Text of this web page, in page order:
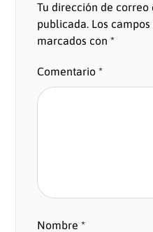
Tu dirección de
publicada. Los
marcados con*
Comentario*
Nombre*